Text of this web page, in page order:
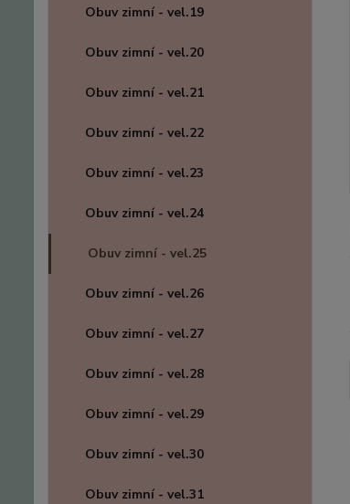
Obuv zimní - vel.19
Obuv zimní - vel.20
Obuv zimní - vel.21
Obuv zimní - vel.22
Obuv zimní - vel.23
Obuv zimní - vel.24
Obuv zimní - vel.25
Obuv zimní - vel.26
Obuv zimní - vel.27
Obuv zimní - vel.28
Obuv zimní - vel.29
Obuv zimní - vel.30
Obuv zimní - vel.31